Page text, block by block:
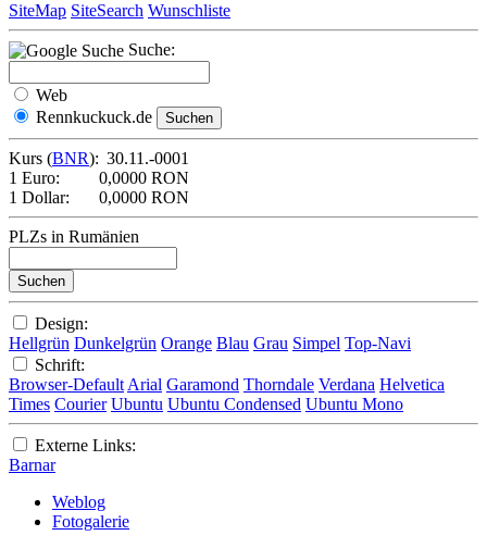
SiteMap SiteSearch Wunschliste
Suche:
Web
Rennkuckuck.de
Kurs (BNR): 30.11.-0001
1 Euro:
0,0000 RON
1 Dollar:
0,0000 RON
PLZs in Rumänien
Design:
Hellgrün Dunkelgrün Orange Blau Grau Simpel Top-Navi
Schrift:
Browser-Default Arial Garamond Thorndale Verdana Helvetica
Times Courier Ubuntu Ubuntu Condensed Ubuntu Mono
Externe Links:
Barnar
Weblog
Fotogalerie